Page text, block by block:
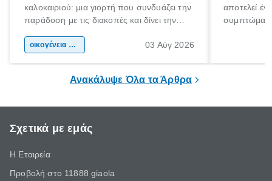
καλοκαιριού: μια γιορτή που συνδυάζει την
παράδοση με τις διακοπές και δίνει την
χώρας. Είτε πρόκειται για λίγες μέρες
οικογένεια & παιδί 03 Αύγ 2026
αποτελεί
Ανακάλυψε Όλα τα Άρθρα
Σχετικά με εμάς
Η Εταιρεία
Προβολή στο 11888 giaola